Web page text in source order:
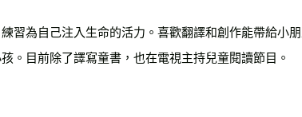
習為自己注入生命的活力。喜歡翻譯和創作能帶給小
。目前除了譯寫童書，也在電視主持兒童閱讀節目。